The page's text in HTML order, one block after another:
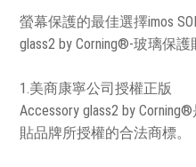
螢幕保護的最佳選擇imos
glass2 by Corning®-玻璃保護
1.美商康寧公司授權正版
Accessory glass2 by
貼品牌所授權的合法商標。